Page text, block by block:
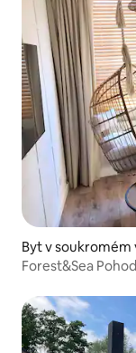
Byt v soukromém
Forest&Sea